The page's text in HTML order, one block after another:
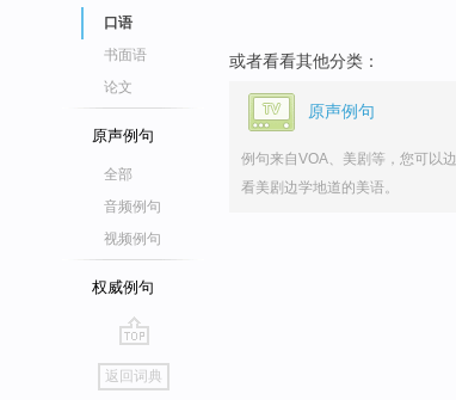
口语
书面语
论文
原声例句
全部
音频例句
视频例句
权威例句
go
top
返回词典
或者看看其他分类：
原声例句
例句来自VOA、美剧等，您可以边
看美剧边学地道的美语。